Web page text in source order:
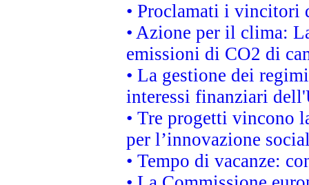
• Proclamati i vincitori
• Azione per il clima:
emissioni di CO2 di
• La gestione dei
interessi finanziari
• Tre progetti vincono
per l’innovazione
• Tempo di vacanze: